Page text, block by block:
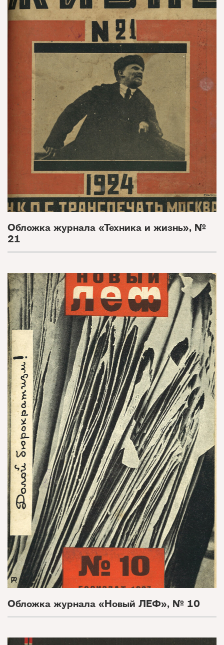
Обложка журнала «Техника и жизнь», №
21
Обложка журнала «Новый ЛЕФ», № 10